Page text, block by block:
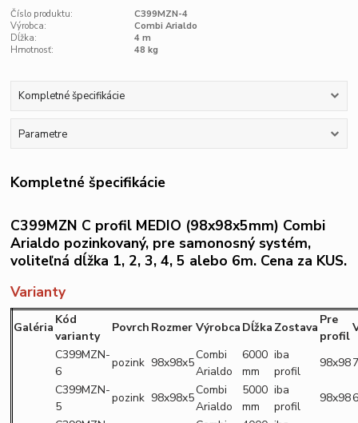
Číslo produktu:
C399MZN-4
Výrobca:
Combi Arialdo
Dĺžka:
4 m
Hmotnosť:
48 kg
Kompletné špecifikácie
Parametre
Kompletné špecifikácie
C399MZN C profil MEDIO (98x98x5mm) Combi
Arialdo pozinkovaný, pre samonosný systém,
voliteľná dĺžka 1, 2, 3, 4, 5 alebo 6m. Cena za KUS.
Varianty
Galéria
Kód
varianty
Povrch Rozmer Výrobca Dĺžka Zostava
Pre
profil
C399MZN-
6
pozink 98x98x5
Combi
Arialdo
6000
mm
iba
profil
98x98
C399MZN-
5
pozink 98x98x5
Combi
Arialdo
5000
mm
iba
profil
98x98